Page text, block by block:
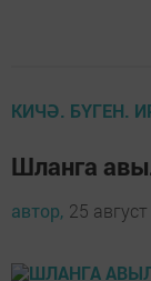
КИЧӘ. БҮГЕН.
Шланга
автор, 25